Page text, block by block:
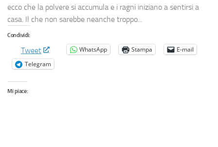
ecco che la polvere si accumula e i ragni iniziano a sentirsi a
casa. Il che non sarebbe neanche troppo...
Condividi:
Tweet WhatsApp Stampa
E-mail
Telegram
Mi piace: